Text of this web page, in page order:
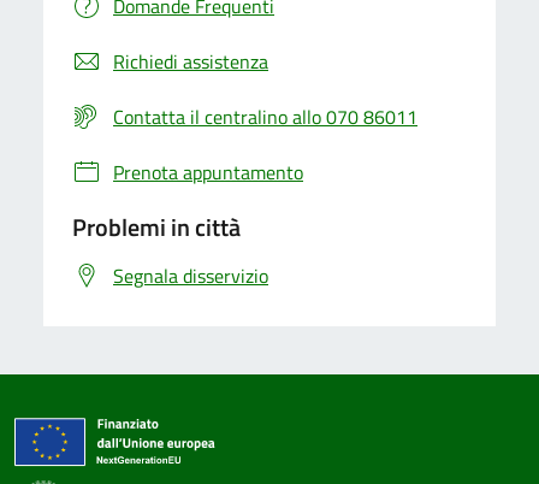
Domande Frequenti
Richiedi assistenza
Contatta il centralino allo 070 86011
Prenota appuntamento
Problemi in città
Segnala disservizio